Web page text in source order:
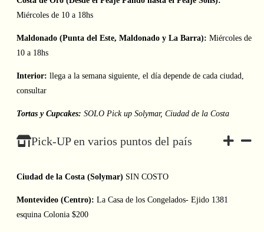
Miércoles de 10 a 18hs
Maldonado (Punta del Este, Maldonado y La Barra): Miércoles de
10 a 18hs
Interior: llega a la semana siguiente, el día depende de cada ciudad,
consultar
Tortas y Cupcakes: SOLO Pick up Solymar, Ciudad de la Costa
Pick-UP en varios puntos del país
Ciudad de la Costa (Solymar) SIN COSTO
Montevideo (Centro): La Casa de los Congelados- Ejido 1381
esquina Colonia $200